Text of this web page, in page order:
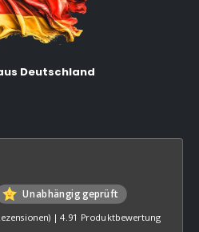
Deutschland
Unabhängig geprüft
|4.91 Produktbewertung